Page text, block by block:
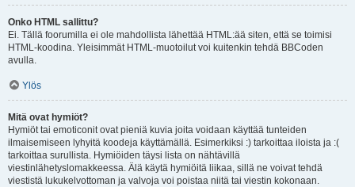
Onko HTML sallittu?
Ei. Tällä foorumilla ei ole mahdollista lähettää HTML:ää siten, että se toimisi
HTML-koodina. Yleisimmät HTML-muotoilut voi kuitenkin tehdä BBCoden
avulla.
Ylös
Mitä ovat hymiöt?
Hymiöt tai emoticonit ovat pieniä kuvia joita voidaan käyttää tunteiden
ilmaisemiseen lyhyitä koodeja käyttämällä. Esimerkiksi :) tarkoittaa iloista ja :(
tarkoittaa surullista. Hymiöiden täysi lista on nähtävillä
viestinlähetyslomakkeessa. Älä käytä hymiöitä liikaa, sillä ne voivat tehdä
viestistä lukukelvottoman ja valvoja voi poistaa niitä tai viestin kokonaan.